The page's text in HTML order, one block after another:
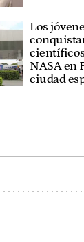
Los
NASA en
ciudad